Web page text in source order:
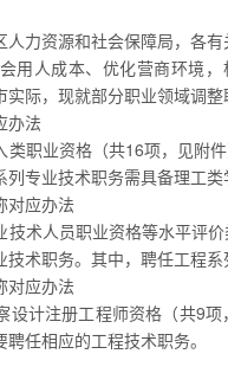
力资源和社会保障局，各有
用人成本、优化营商环境
际，现就部分职业领域调
办法
类职业资格（共16项，见附
专业技术职务需具备理工类
对应办法
技术人员职业资格等水平评
术职务。其中，聘任工程系
对应办法
设计注册工程师资格（共9
任相应的工程技术职务。